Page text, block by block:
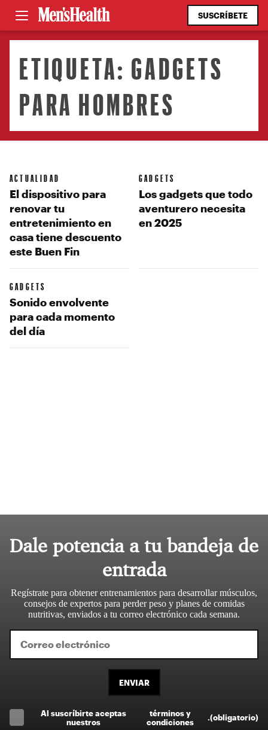
SUSCRÍBETE
ETIQUETA: GADGETS
PARA HOMBRES
ACTUALIDAD
El dispositivo para
renovar tu
entretenimiento en
casa tiene descuento
este Buen Fin
GADGETS
Los gadgets que todo
aventurero necesita
en 2025
GADGETS
Sonido envolvente
para cada momento
del día
Dale potencia a tu bandeja de
entrada
Regístrate para obtener entrenamientos para desarrollar músculos,
consejos de expertos para perder peso y planes de comidas
nutritivas, enviados a tu correo electrónico cada semana.
ENVIAR
Al suscríbirte aceptas
nuestros
términos y
condiciones
.(obligatorio)